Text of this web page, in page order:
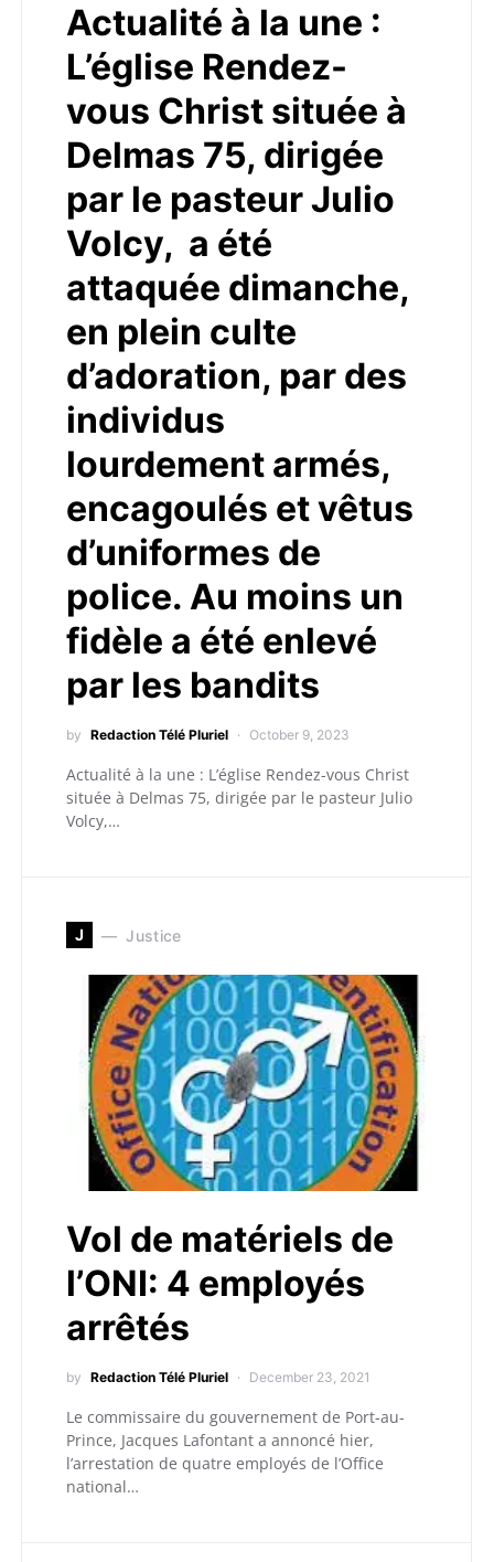
Actualité à la une :
L’église Rendez-
vous Christ située à
Delmas 75, dirigée
par le pasteur Julio
Volcy, a été
attaquée dimanche,
en plein culte
d’adoration, par des
individus
lourdement armés,
encagoulés et vêtus
d’uniformes de
police. Au moins un
fidèle a été enlevé
par les bandits
by Redaction Télé Pluriel October 9, 2023
Actualité à la une : L’église Rendez-vous Christ
située à Delmas 75, dirigée par le pasteur Julio
Volcy,…
J Justice
Vol de matériels de
l’ONI: 4 employés
arrêtés
by Redaction Télé Pluriel December 23, 2021
Le commissaire du gouvernement de Port-au-
Prince, Jacques Lafontant a annoncé hier,
l’arrestation de quatre employés de l’Office
national…